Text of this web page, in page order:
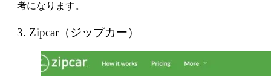
考になります。
3. Zipcar（ジップカー）